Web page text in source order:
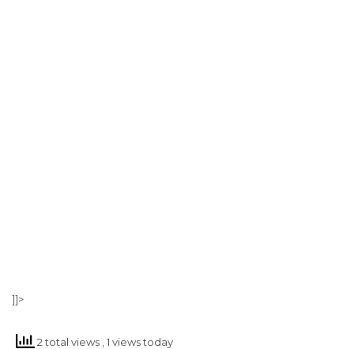
]]>
2 total views , 1 views today